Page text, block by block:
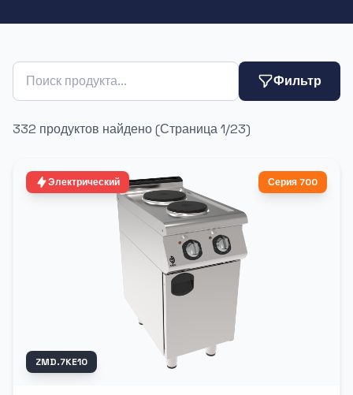
Фильтр
332 продуктов найдено(Страница 1/23)
ZMD.7KE10
Электрический Серия 700